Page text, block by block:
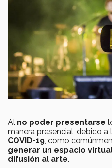
Al no poder presentarse
manera presencial, debido a
COVID-19, como
generar un espacio
difusión al arte.